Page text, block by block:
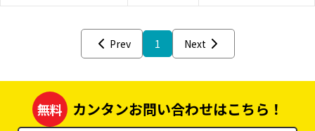
Prev 1 Next
無料
カンタンお問い合わせはこちら！